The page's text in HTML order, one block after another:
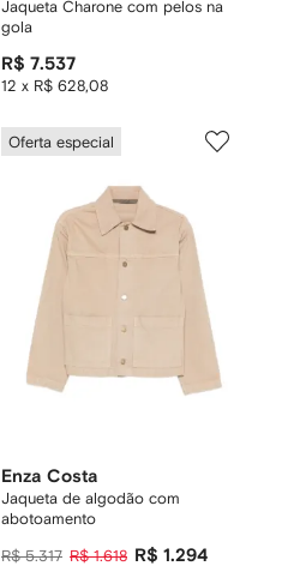
Jaqueta Charone com pelos na
gola
R$ 7.537
12 x R$ 628,08
Oferta especial
Enza Costa
Jaqueta de algodão com
abotoamento
R$ 5.317 R$ 1.618 R$ 1.294